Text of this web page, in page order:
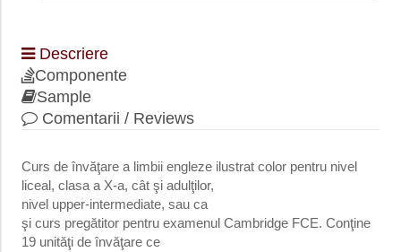
Descriere
Componente
Sample
Comentarii / Reviews
Curs de învăţare a limbii engleze ilustrat color pentru nivel
liceal, clasa a X-a, cât şi adulţilor,
nivel upper-intermediate, sau ca
şi curs pregătitor pentru examenul Cambridge FCE. Conţine
19 unităţi de învăţare ce